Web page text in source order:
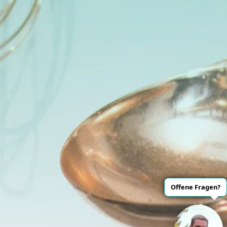
Offene Fragen?